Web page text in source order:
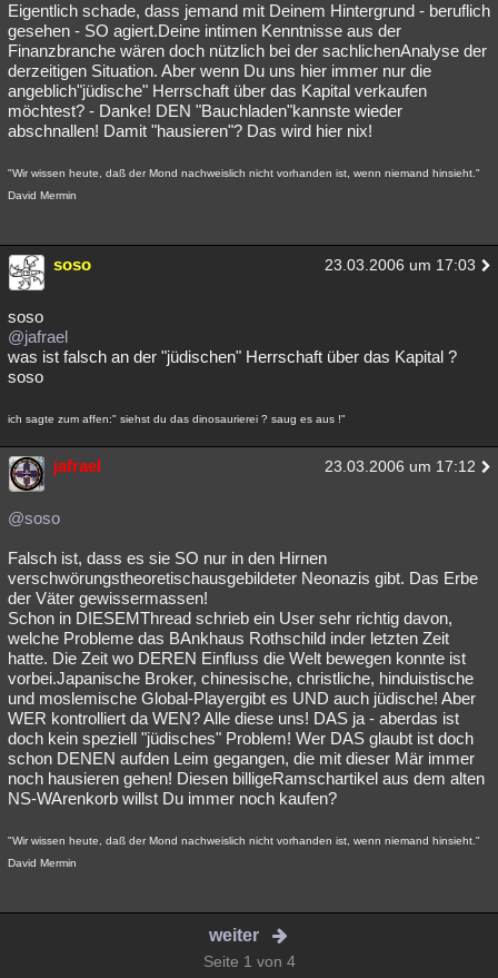
Eigentlich schade, dass jemand mit Deinem Hintergrund - beruflich
gesehen - SO agiert.Deine intimen Kenntnisse aus der
Finanzbranche wären doch nützlich bei der sachlichenAnalyse der
derzeitigen Situation. Aber wenn Du uns hier immer nur die
angeblich"jüdische" Herrschaft über das Kapital verkaufen
möchtest? - Danke! DEN "Bauchladen"kannste wieder
abschnallen! Damit "hausieren"? Das wird hier nix!
"Wir wissen heute, daß der Mond nachweislich nicht vorhanden ist, wenn niemand hinsieht."
David Mermin
soso 23.03.2006 um 17:03
soso
@jafrael
was ist falsch an der "jüdischen" Herrschaft über das Kapital ?
soso
ich sagte zum affen:" siehst du das dinosaurierei ? saug es aus !"
jafrael 23.03.2006 um 17:12
@soso
Falsch ist, dass es sie SO nur in den Hirnen
verschwörungstheoretischausgebildeter Neonazis gibt. Das Erbe
der Väter gewissermassen!
Schon in DIESEMThread schrieb ein User sehr richtig davon,
welche Probleme das BAnkhaus Rothschild inder letzten Zeit
hatte. Die Zeit wo DEREN Einfluss die Welt bewegen konnte ist
vorbei.Japanische Broker, chinesische, christliche, hinduistische
und moslemische Global-Playergibt es UND auch jüdische! Aber
WER kontrolliert da WEN? Alle diese uns! DAS ja - aberdas ist
doch kein speziell "jüdisches" Problem! Wer DAS glaubt ist doch
schon DENEN aufden Leim gegangen, die mit dieser Mär immer
noch hausieren gehen! Diesen billigeRamschartikel aus dem alten
NS-WArenkorb willst Du immer noch kaufen?
"Wir wissen heute, daß der Mond nachweislich nicht vorhanden ist, wenn niemand hinsieht."
David Mermin
weiter
Seite 1 von 4